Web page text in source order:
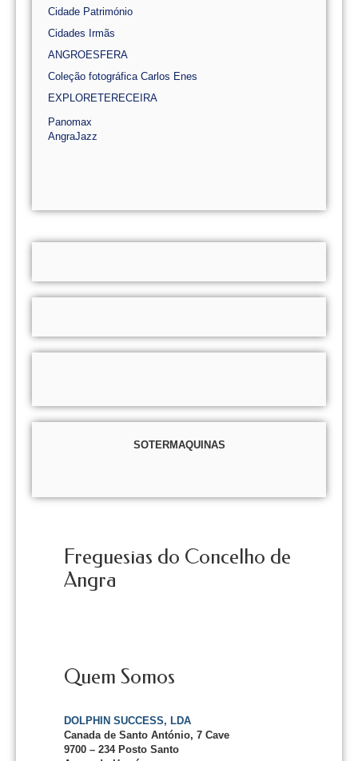
Cidade Património
Cidades Irmãs
ANGROESFERA
Coleção fotográfica Carlos Enes
EXPLORETERECEIRA
Panomax
AngraJazz
SOTERMAQUINAS
Freguesias do Concelho de
Angra
Quem Somos
DOLPHIN SUCCESS, LDA
Canada de Santo António, 7 Cave
9700 – 234 Posto Santo